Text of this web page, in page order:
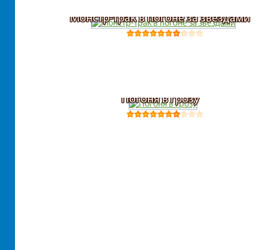
Монстр-трак в погоне за звездами
Погоня в грозу